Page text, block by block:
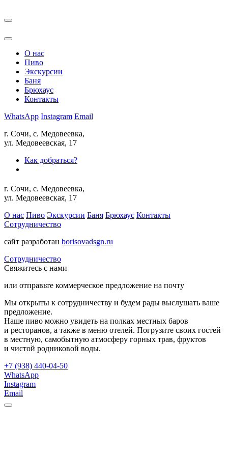
О нас
Пиво
Экскурсии
Баня
Брюхаус
Контакты
WhatsApp Instagram Email
г. Сочи, с. Медовеевка,
ул. Медовеевская, 17
Как добраться?
г. Сочи, с. Медовеевка,
ул. Медовеевская, 17
О нас Пиво Экскурсии Баня Брюхаус Контакты
Сотрудничество
сайт разработан borisovadsgn.ru
Сотрудничество
Свяжитесь с нами
или отправьте коммерческое предложение на почту
Мы открыты к сотрудничеству и будем рады выслушать ваше
предложение.
Наше пиво можно увидеть на полках местных баров
и ресторанов, а также в меню отелей. Погрузите своих гостей
в местную, самобытную атмосферу горных трав, фруктов
и чистой родниковой воды.
+7 (938) 440-04-50
WhatsApp
Instagram
Email